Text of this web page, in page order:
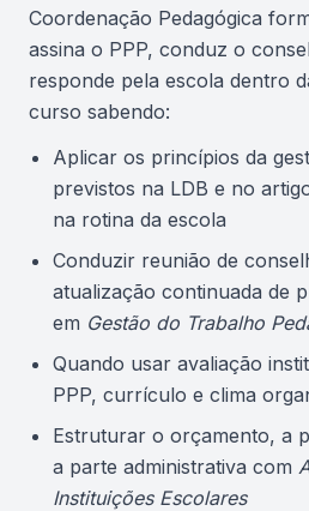
Coordenação Pedagógica
assina o PPP, conduz o
responde pela escola dentro
curso sabendo:
Aplicar os princípios da
previstos na LDB e no
na rotina da escola
Conduzir reunião de
atualização continuada de
em Gestão do Trabalho
Quando usar avaliação
PPP, currículo e clima
Estruturar o orçamento, a
a parte administrativa com
Instituições Escolares